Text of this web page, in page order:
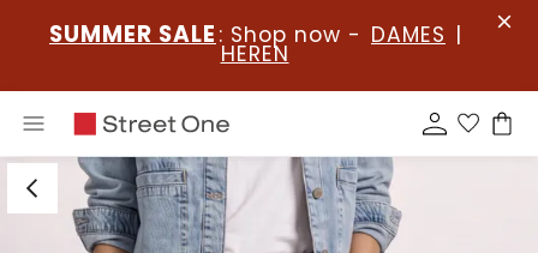
SUMMER SALE : Shop now - DAMES |
HEREN